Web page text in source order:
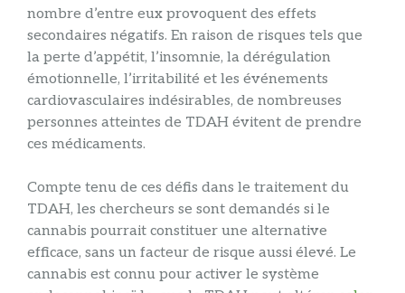
nombre d’entre eux provoquent des effets
secondaires négatifs. En raison de risques tels que
la perte d’appétit, l’insomnie, la dérégulation
émotionnelle, l’irritabilité et les événements
cardiovasculaires indésirables, de nombreuses
personnes atteintes de TDAH évitent de prendre
ces médicaments.
Compte tenu de ces défis dans le traitement du
TDAH, les chercheurs se sont demandés si le
cannabis pourrait constituer une alternative
efficace, sans un facteur de risque aussi élevé. Le
cannabis est connu pour activer le système